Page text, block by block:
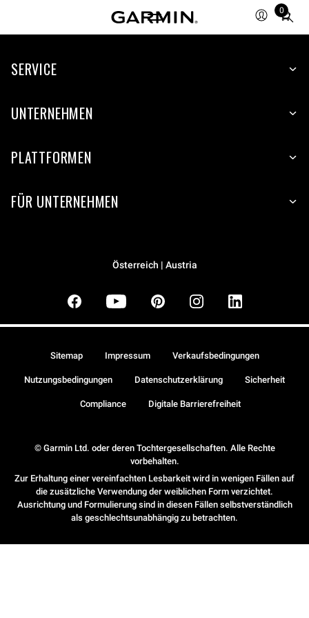
0
Total
items
cart:
SERVICE
UNTERNEHMEN
PLATTFORMEN
FÜR UNTERNEHMEN
Österreich | Austria
© Garmin Ltd. oder deren Tochtergesellschaften. Alle Rechte
vorbehalten.
Zur Erhaltung einer vereinfachten Lesbarkeit wird in wenigen Fällen auf
die zusätzliche Verwendung der weiblichen Form verzichtet.
Ausrichtung und Formulierung sind in diesen Fällen selbstverständlich
als geschlechtsunabhängig zu betrachten.
Sitemap Impressum Verkaufsbedingungen
Nutzungsbedingungen Datenschutzerklärung Sicherheit
Compliance Digitale Barrierefreiheit